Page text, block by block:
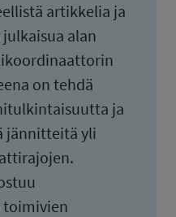
artikkelia ja
alan
on tehdä
ja
jännitteitä yli